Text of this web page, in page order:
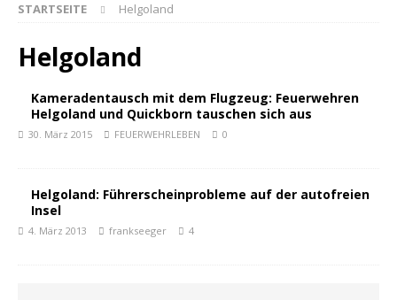
STARTSEITE Helgoland
Helgoland
Kameradentausch mit dem Flugzeug: Feuerwehren
Helgoland und Quickborn tauschen sich aus
30. März 2015 FEUERWEHRLEBEN 0
Helgoland: Führerscheinprobleme auf der autofreien
Insel
4. März 2013 frankseeger 4